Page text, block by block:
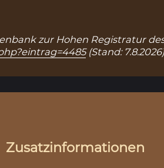
zur Hohen Registratur
(Stand:
Zusatzinformationen